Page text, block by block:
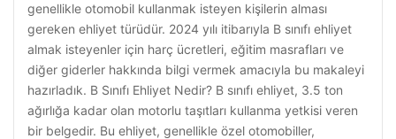
genellikle otomobil kullanmak isteyen kişilerin alması
gereken ehliyet türüdür. 2024 yılı itibarıyla B sınıfı ehliyet
almak isteyenler için harç ücretleri, eğitim masrafları ve
diğer giderler hakkında bilgi vermek amacıyla bu makaleyi
hazırladık. B Sınıfı Ehliyet Nedir? B sınıfı ehliyet, 3.5 ton
ağırlığa kadar olan motorlu taşıtları kullanma yetkisi veren
bir belgedir. Bu ehliyet, genellikle özel otomobiller,